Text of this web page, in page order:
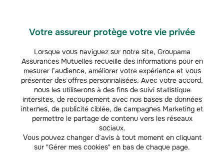
Votre assureur protège votre vie privée
Lorsque vous naviguez sur notre site, Groupama
Assurances Mutuelles recueille des informations pour en
mesurer l’audience, améliorer votre expérience et vous
présenter des offres personnalisées. Avec votre accord,
nous les utiliserons à des fins de suivi statistique
intersites, de recoupement avec nos bases de données
internes, de publicité ciblée, de campagnes Marketing et
permettre le partage de contenu vers les réseaux
sociaux.
Vous pouvez changer d’avis à tout moment en cliquant
sur "Gérer mes cookies" en bas de chaque page.
Assuré Groupama
d’en prolonger la durée de vie. C’est pourquoi
Groupama et ses partenaires vous accompagnent
lors de la révision ou du contrôle technique de votre
véhicule. Vous pouvez bénéficier de 20 % de
réduction sur les produits d’entretien et les tapis Feu
Vert ou de 15 % de réduction sur votre contrôle
technique chez Autosur.